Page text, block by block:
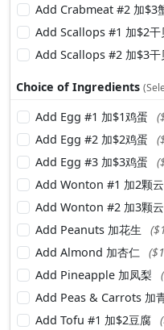
Add Crabmeat #2 加$3
Add Scallops #1 加$2干
Add Scallops #2 加$3干
Choice of Ingredients
Add Egg #1 加$1鸡蛋
Add Egg #2 加$2鸡蛋
Add Egg #3 加$3鸡蛋
Add Wonton #1 加2颗
Add Wonton #2 加3颗
Add Peanuts 加花生
Add Almond 加杏仁
Add Pineapple 加凤梨
Add Peas & Carrots 加
Add Tofu #1 加$2豆腐